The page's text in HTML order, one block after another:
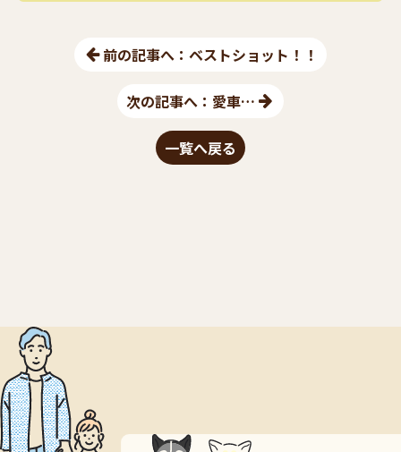
前の記事へ：ベストショット！！
一覧へ戻る
次の記事へ：愛車…